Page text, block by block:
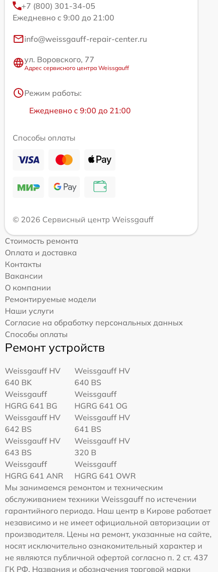
+7 (800) 301-34-05
Ежедневно с 9:00 до 21:00
info@weissgauff-repair-center.ru
ул. Воровского, 77
Адрес сервисного центра Weissgauff
Режим работы:
Ежедневно с 9:00 до 21:00
Способы оплаты
© 2026 Сервисный центр Weissgauff
Стоимость ремонта
Оплата и доставка
Контакты
Вакансии
О компании
Ремонтируемые модели
Наши услуги
Согласие на обработку персональных данных
Способы оплаты
Ремонт устройств
Weissgauff HV
640 BK
Weissgauff HV
640 BS
Weissgauff
HGRG 641 BG
Weissgauff
HGRG 641 OG
Weissgauff HV
642 BS
Weissgauff HV
641 BS
Weissgauff HV
643 BS
Weissgauff HV
320 B
Weissgauff
HGRG 641 ANR
Weissgauff
HGRG 641 OWR
Мы занимаемся ремонтом и техническим
обслуживанием техники Weissgauff по истечении
гарантийного периода. Наш центр в Кирове работает
независимо и не имеет официальной авторизации от
производителя. Цены на ремонт, указанные на сайте,
носят исключительно ознакомительный характер и
не являются публичной офертой согласно п. 2 ст. 437
ГК РФ. Названия и обозначения торговой марки